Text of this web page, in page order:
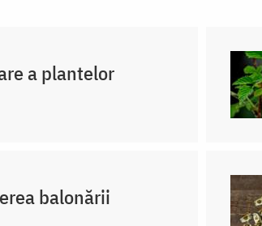
a plantelor
balonării